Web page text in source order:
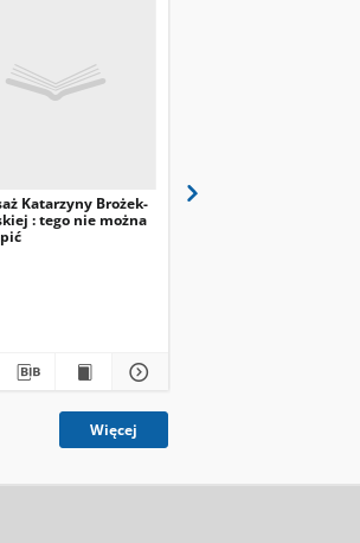
Katarzyny Brożek-
: tego nie można
Więcej